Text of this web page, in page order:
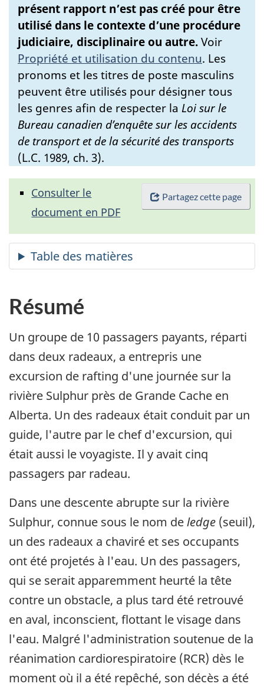
présent rapport n’est pas créé pour être
utilisé dans le contexte d’une procédure
judiciaire, disciplinaire ou autre.Voir
Propriété et utilisation du contenu. Les
pronoms et les titres de poste masculins
peuvent être utilisés pour désigner tous
les genres afin de respecter la Loi sur le
Bureau canadien d’enquête sur les accidents
de transport et de la sécurité des transports
(L.C. 1989, ch. 3).
Partagez cette page
Consulter le
document en PDF
Résumé
Un groupe de 10 passagers payants, réparti
dans deux radeaux, a entrepris une
excursion de rafting d'une journée sur la
rivière Sulphur près de Grande Cache en
Alberta. Un des radeaux était conduit par un
guide, l'autre par le chef d'excursion, qui
était aussi le voyagiste. Il y avait cinq
passagers par radeau.
Dans une descente abrupte sur la rivière
Sulphur, connue sous le nom deledge (seuil),
un des radeaux a chaviré et ses occupants
ont été projetés à l'eau. Un des passagers,
qui se serait apparemment heurté la tête
contre un obstacle, a plus tard été retrouvé
en aval, inconscient, flottant le visage dans
l'eau. Malgré l'administration soutenue de la
réanimation cardiorespiratoire (RCR) dès le
moment où il a été repêché, son décès a été